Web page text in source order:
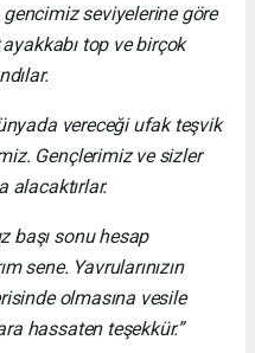
gencimiz seviyelerine göre
top ve birçok
vereceği ufak teşvik
Gençlerimiz ve sizler
alacaktırlar.
başı sonu hesap
sene. Yavrularınızın
olmasına vesile
hassaten teşekkür.”